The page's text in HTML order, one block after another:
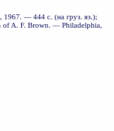
— 444 с. (на груз. яз.);
of A. F. Brown. — Philadelphia,